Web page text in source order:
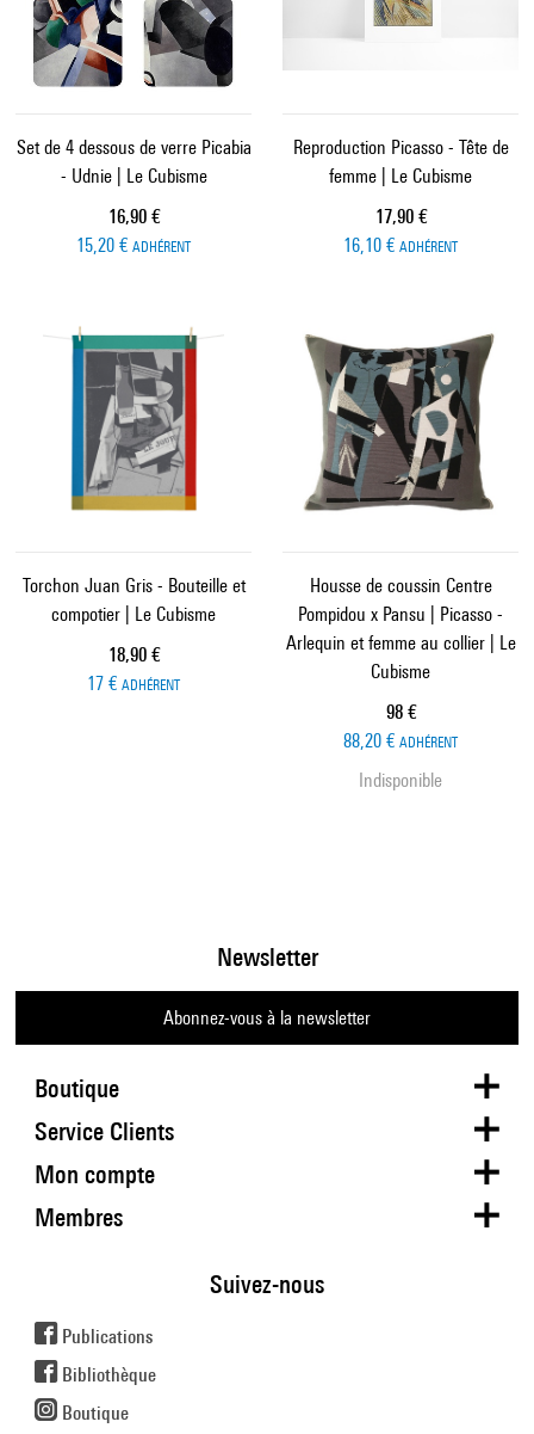
Set de 4 dessous de verre Picabia
- Udnie | Le Cubisme
Prix ​​actuel
16,90 €
15,20 € ADHÉRENT
Reproduction Picasso - Tête de
femme | Le Cubisme
Prix ​​actuel
17,90 €
16,10 € ADHÉRENT
Torchon Juan Gris - Bouteille et
compotier | Le Cubisme
Prix ​​actuel
18,90 €
17 € ADHÉRENT
Housse de coussin Centre
Pompidou x Pansu | Picasso -
Arlequin et femme au collier | Le
Cubisme
Prix ​​actuel
98 €
88,20 € ADHÉRENT
Indisponible
Boutique
Newsletter
Abonnez-vous à la newsletter
Service Clients
Mon compte
Membres
Suivez-nous
Publications
Bibliothèque
Boutique